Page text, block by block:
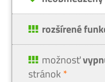
rozšírené
možnosť
stránok*